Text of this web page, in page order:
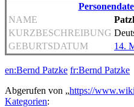
NAME
KURZBESCHREIBUNG
GEBURTSDATUM
14.
en:Bernd Patzke fr:Bernd Patzke
Abgerufen von „https://
Kategorien: